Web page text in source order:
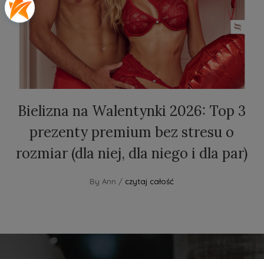
Bielizna na Walentynki 2026: Top 3
prezenty premium bez stresu o
rozmiar (dla niej, dla niego i dla par)
By Ann / czytaj całość